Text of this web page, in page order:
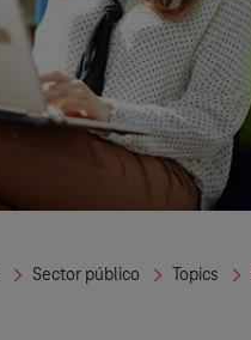
Sector público Topics